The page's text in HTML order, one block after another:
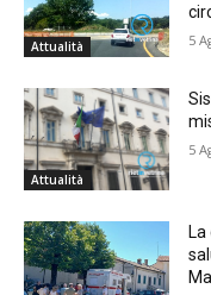
Attualità 5
Attualità
5